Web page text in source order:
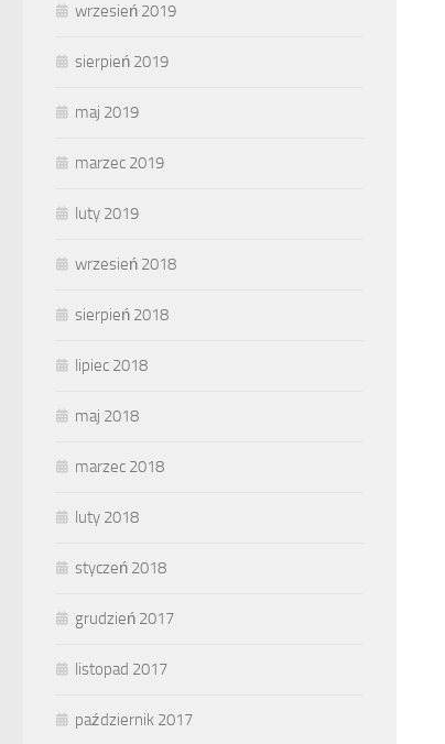
wrzesień 2019
sierpień 2019
maj 2019
marzec 2019
luty 2019
wrzesień 2018
sierpień 2018
lipiec 2018
maj 2018
marzec 2018
luty 2018
styczeń 2018
grudzień 2017
listopad 2017
październik 2017